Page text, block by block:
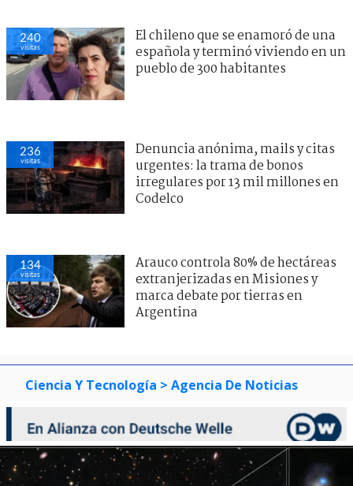
240
visitas
El chileno que se enamoró de una
española y terminó viviendo en un
pueblo de 300 habitantes
236
visitas
Denuncia anónima, mails y citas
urgentes: la trama de bonos
irregulares por 13 mil millones en
Codelco
134
visitas
Arauco controla 80% de hectáreas
extranjerizadas en Misiones y
marca debate por tierras en
Argentina
Ciencia Y Tecnología > Agencia De Noticias